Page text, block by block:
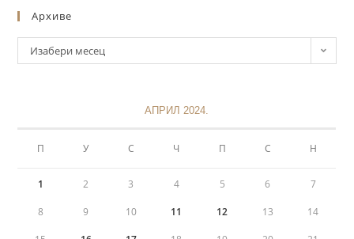
Архиве
Изабери месец
АПРИЛ 2024.
П У С Ч П С Н
1 2 3 4 5 6 7
8 9 10 11 12 13 14